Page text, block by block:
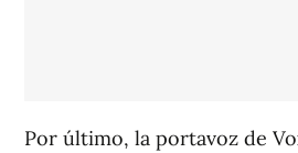
Por último, la portavoz de